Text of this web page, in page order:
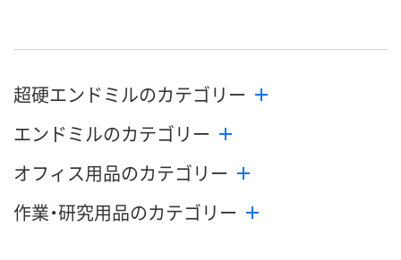
超硬エンドミルのカテゴリー
エンドミルのカテゴリー
オフィス用品のカテゴリー
作業・研究用品のカテゴリー